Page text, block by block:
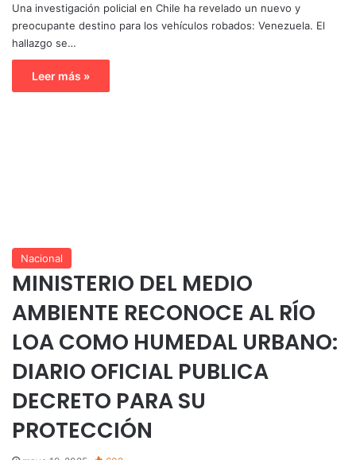
Una investigación policial en Chile ha revelado un nuevo y
preocupante destino para los vehículos robados: Venezuela. El
hallazgo se…
Leer más »
Nacional
MINISTERIO DEL MEDIO
AMBIENTE RECONOCE AL RÍO
LOA COMO HUMEDAL URBANO:
DIARIO OFICIAL PUBLICA
DECRETO PARA SU
PROTECCIÓN